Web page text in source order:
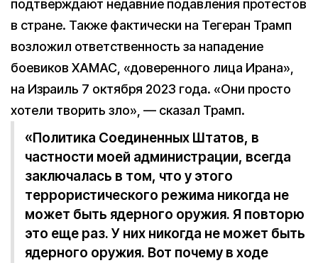
подтверждают недавние подавления протестов
в стране. Также фактически на Тегеран Трамп
возложил ответственность за нападение
боевиков ХАМАС, «доверенного лица Ирана»,
на Израиль 7 октября 2023 года. «Они просто
хотели творить зло», — сказал Трамп.
«Политика Соединенных Штатов, в
частности моей администрации, всегда
заключалась в том, что у этого
террористического режима никогда не
может быть ядерного оружия. Я повторю
это еще раз. У них никогда не может быть
ядерного оружия. Вот почему в ходе